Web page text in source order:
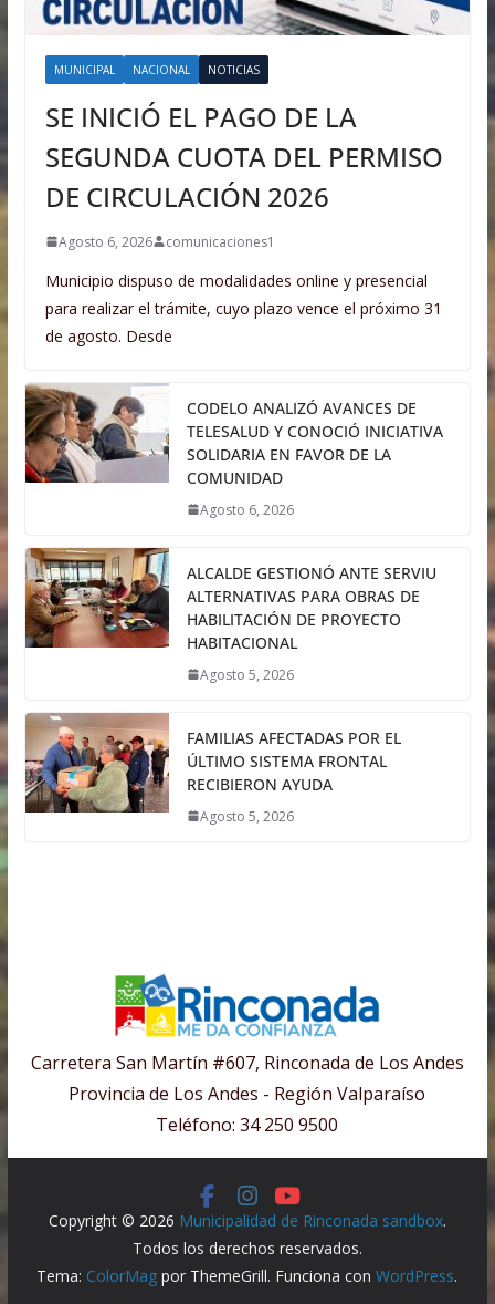
MUNICIPAL NACIONAL NOTICIAS
SE INICIÓ EL PAGO DE LA
SEGUNDA CUOTA DEL PERMISO
DE CIRCULACIÓN 2026
Agosto 6, 2026 comunicaciones1
Municipio dispuso de modalidades online y presencial
para realizar el trámite, cuyo plazo vence el próximo 31
de agosto. Desde
CODELO ANALIZÓ AVANCES DE
TELESALUD Y CONOCIÓ INICIATIVA
SOLIDARIA EN FAVOR DE LA
COMUNIDAD
Agosto 6, 2026
ALCALDE GESTIONÓ ANTE SERVIU
ALTERNATIVAS PARA OBRAS DE
HABILITACIÓN DE PROYECTO
HABITACIONAL
Agosto 5, 2026
FAMILIAS AFECTADAS POR EL
ÚLTIMO SISTEMA FRONTAL
RECIBIERON AYUDA
Agosto 5, 2026
Carretera San Martín #607, Rinconada de Los Andes
Provincia de Los Andes - Región Valparaíso
Teléfono: 34 250 9500
Copyright © 2026 Municipalidad de Rinconada sandbox.
Todos los derechos reservados.
Tema: ColorMag por ThemeGrill. Funciona conWordPress.